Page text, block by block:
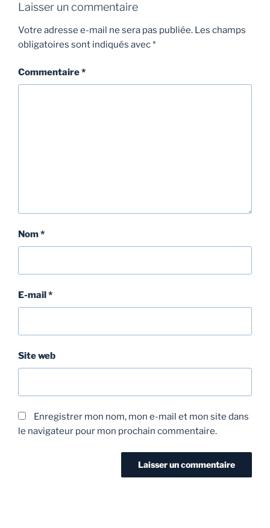
Laisser un commentaire
Votre adresse e-mail ne sera pas publiée. Les champs
obligatoires sont indiqués avec*
Commentaire*
Nom*
E-mail*
Site web
Enregistrer mon nom, mon e-mail et mon site dans
le navigateur pour mon prochain commentaire.